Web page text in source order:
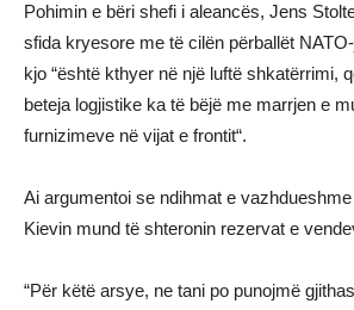
Pohimin e bëri shefi i aleancës, Jens
sfida kryesore me të cilën përballët
kjo “është kthyer në një luftë shkatërrimi,
beteja logjistike ka të bëjë me marrjen e
furnizimeve në vijat e frontit“.
Ai argumentoi se ndihmat e
Kievin mund të shteronin rezervat e
“Për këtë arsye, ne tani po punojmë